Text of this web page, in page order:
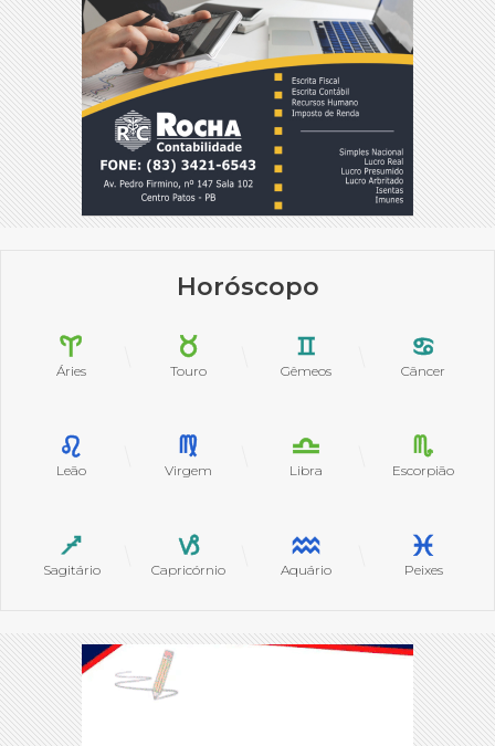
Horóscopo
Áries Touro Gêmeos Câncer
Leão Virgem Libra Escorpião
Sagitário Capricórnio Aquário Peixes